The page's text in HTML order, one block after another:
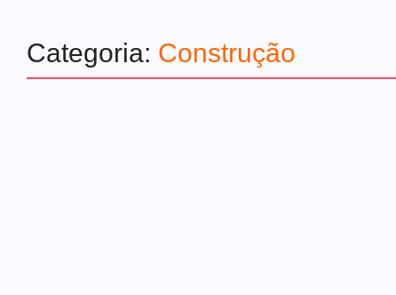
Categoria: Construção